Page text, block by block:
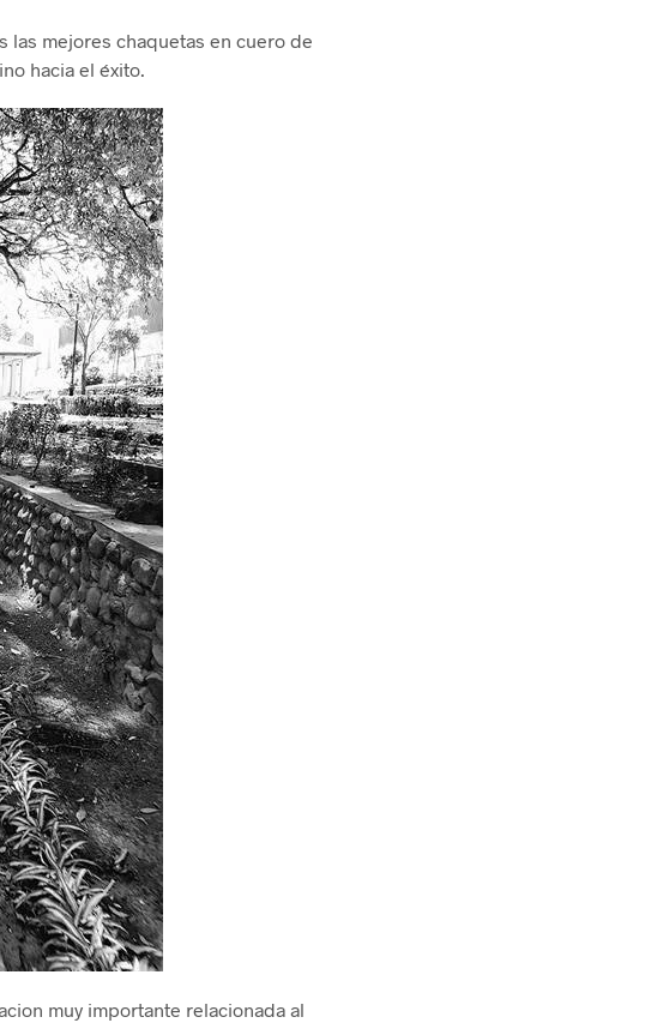
las mejores chaquetas en cuero de
hacia el éxito.
muy importante relacionada al